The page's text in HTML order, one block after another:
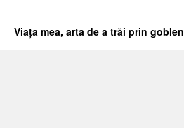
Viața mea, arta de a trăi prin goblen